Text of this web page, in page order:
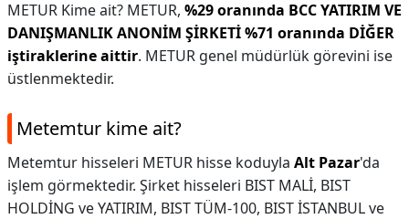
METUR Kime ait? METUR, %29 oranında BCC YATIRIM VE
DANIŞMANLIK ANONİM ŞİRKETİ %71 oranında DİĞER
iştiraklerine aittir. METUR genel müdürlük görevini ise
üstlenmektedir.
Metemtur kime ait?
Metemtur hisseleri METUR hisse koduyla Alt Pazar'da
işlem görmektedir. Şirket hisseleri BIST MALİ, BIST
HOLDİNG ve YATIRIM, BIST TÜM-100, BIST İSTANBUL ve